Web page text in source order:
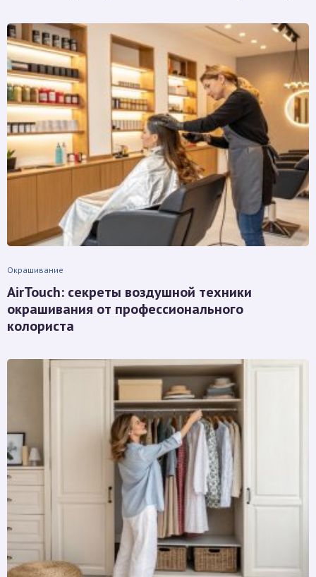
Окрашивание
AirTouch: секреты воздушной техники
окрашивания от профессионального
колориста